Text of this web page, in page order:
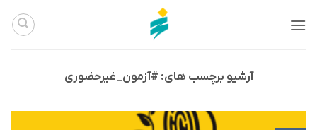
آرشیو برچسب های: #آزمون_غیرحضوری